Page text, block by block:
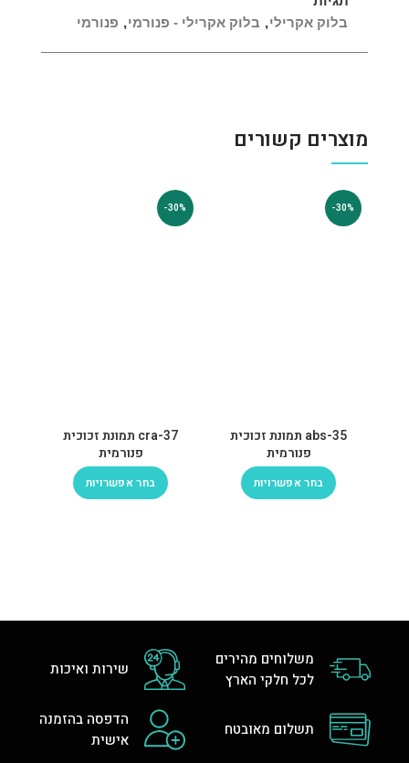
בלוק אקרילי, בלוק אקרילי - פנורמי, פנורמי
מוצרים קשורים
-30%
abs-35 תמונת זכוכית
פנורמית
בחר אפשרויות
-30%
cra-37 תמונת זכוכית
פנורמית
בחר אפשרויות
משלוחים מהירים
לכל חלקי הארץ
שירות ואיכות
תשלום מאובטח
הדפסה בהזמנה
אישית